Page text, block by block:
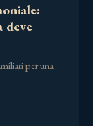
deve
per una